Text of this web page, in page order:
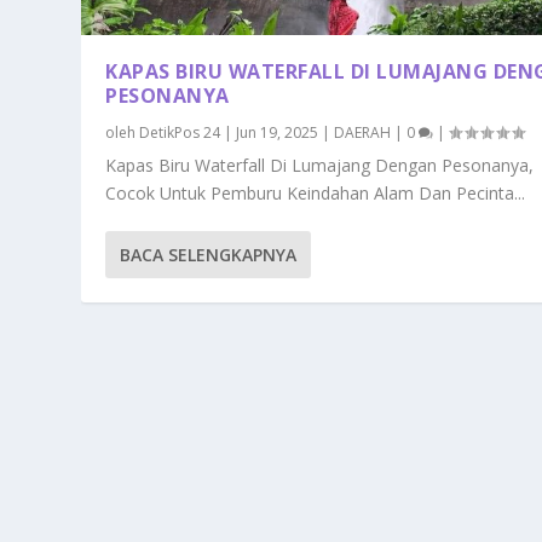
KAPAS BIRU WATERFALL DI LUMAJANG
PESONANYA
oleh DetikPos 24| Jun 19, 2025 | DAERAH | 0 |
Kapas Biru Waterfall Di Lumajang Dengan Pesonanya,
Cocok Untuk Pemburu Keindahan Alam Dan Pecinta...
BACA SELENGKAPNYA